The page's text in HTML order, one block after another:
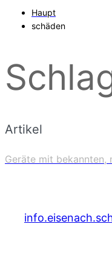
Haupt
schäden
Artikel
Geräte mit bekannten,